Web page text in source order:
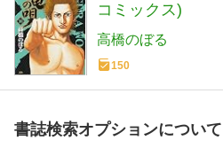
コミックス)
高橋のぼる
150
書誌検索オプションについて